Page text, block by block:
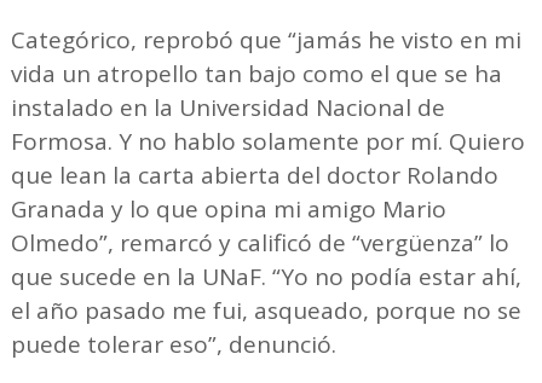
Categórico, reprobó que “jamás he visto en mi
vida un atropello tan bajo como el que se ha
instalado en la Universidad Nacional de
Formosa. Y no hablo solamente por mí. Quiero
que lean la carta abierta del doctor Rolando
Granada y lo que opina mi amigo Mario
Olmedo”, remarcó y calificó de “vergüenza” lo
que sucede en la UNaF. “Yo no podía estar ahí,
el año pasado me fui, asqueado, porque no se
puede tolerar eso”, denunció.